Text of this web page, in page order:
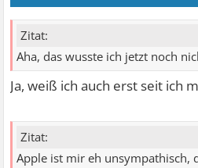
Zitat:
Aha, das wusste ich jetzt noch
Ja, weiß ich auch erst seit ich
Zitat:
Apple ist mir eh unsympathisch,